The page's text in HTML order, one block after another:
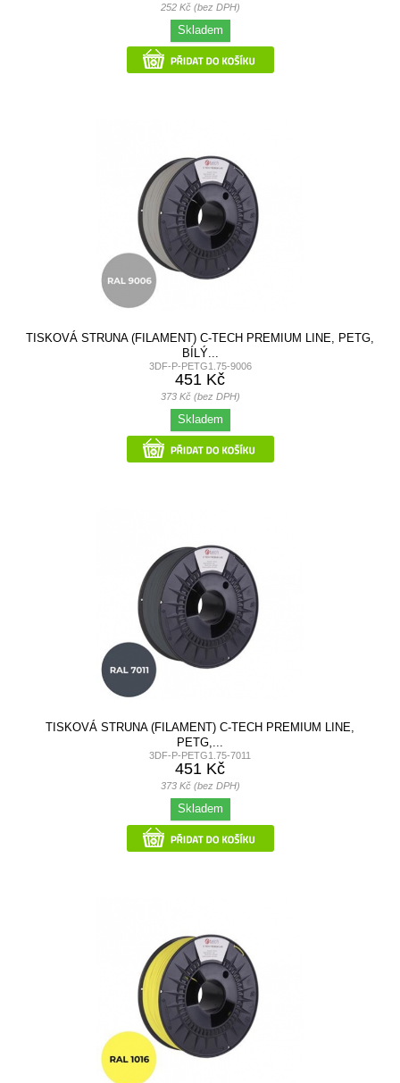
252 Kč (bez DPH)
Skladem
TISKOVÁ STRUNA (FILAMENT) C-TECH PREMIUM LINE, PETG,
BÍLÝ...
3DF-P-PETG1.75-9006
451 Kč
373 Kč (bez DPH)
Skladem
TISKOVÁ STRUNA (FILAMENT) C-TECH PREMIUM LINE,
PETG,...
3DF-P-PETG1.75-7011
451 Kč
373 Kč (bez DPH)
Skladem